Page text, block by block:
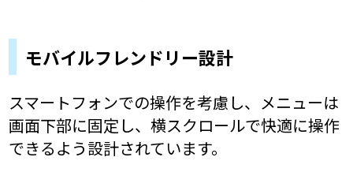
モバイルフレンドリー設計
スマートフォンでの操作を考慮し、メニューは
画面下部に固定し、横スクロールで快適に操作
できるよう設計されています。